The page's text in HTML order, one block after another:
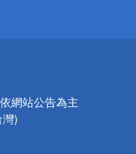
網站公告為主
)